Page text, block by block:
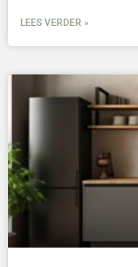
LEES VERDER »